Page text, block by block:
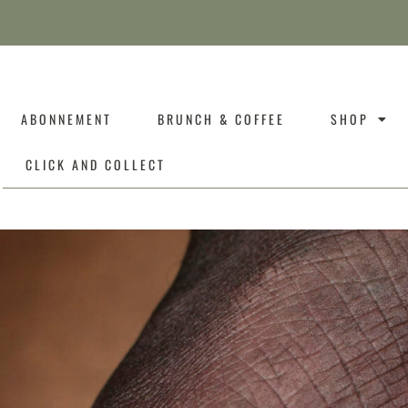
ABONNEMENT BRUNCH & COFFEE SHOP
CLICK AND COLLECT